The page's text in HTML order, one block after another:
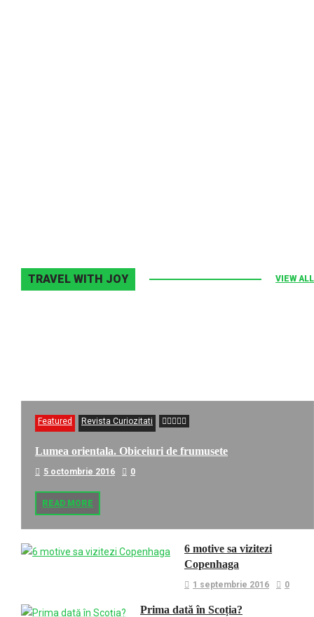
TRAVEL WITH JOY VIEW ALL
Featured Revista Curiozitati
Lumea orientala. Obiceiuri de frumusete
5 octombrie 2016 0
READ MORE
6 motive sa vizitezi
Copenhaga
1 septembrie 2016 0
Prima dată în Scoția?